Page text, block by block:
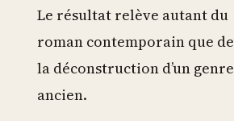
Le résultat relève autant du
roman contemporain que de
la déconstruction d’un genre
ancien.